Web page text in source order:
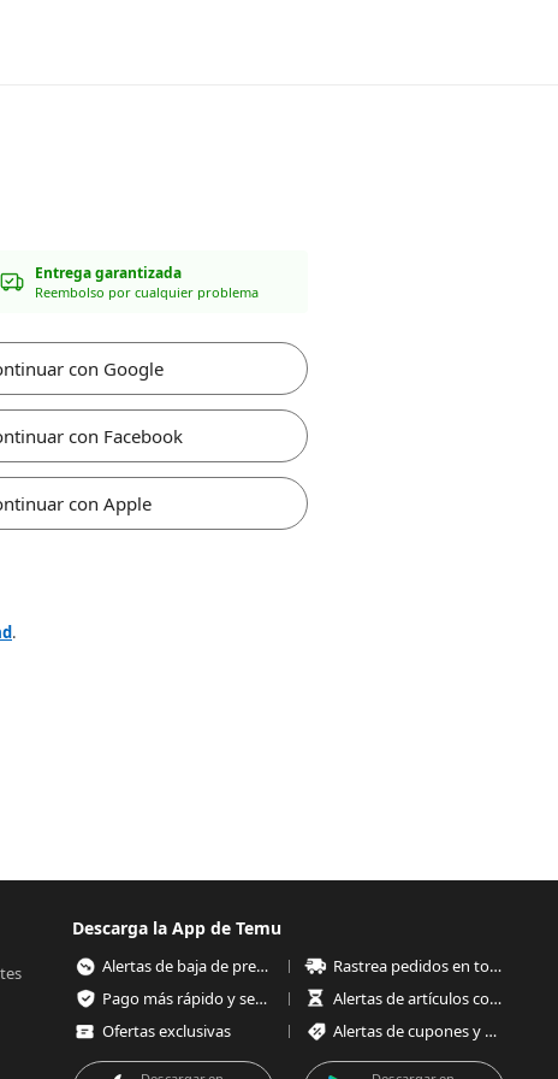
Entrega garantizada
Reembolso por cualquier problema
con Google
con Facebook
con Apple
.
Descarga la App de Temu
Alertas de baja de precios
Rastrea pedidos en todo momento
Pago más rápido y seguro
Alertas de artículos con poco stock
Ofertas exclusivas
Alertas de cupones y ofertas